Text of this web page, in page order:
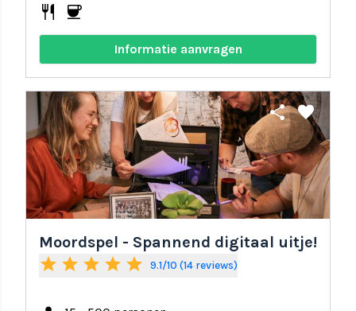
restaurant coffee
Informatie aanvragen
share favorite
Moordspel - Spannend digitaal uitje!
star star star star star 9.1/10 (14 reviews)